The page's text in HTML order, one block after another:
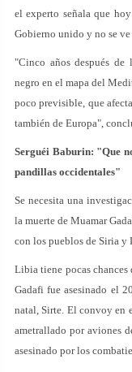
el experto señala que
Gobierno unido y no se
"Cinco años después de
negro en el mapa del
poco previsible, que
también de Europa",
Serguéi Baburin: "Que
pandillas occidentales"
Se necesita una
la muerte de Muamar
con los pueblos de Siria
Libia tiene pocas
Gadafi fue asesinado el
natal, Sirte. El convoy en
ametrallado por aviones
asesinado por los